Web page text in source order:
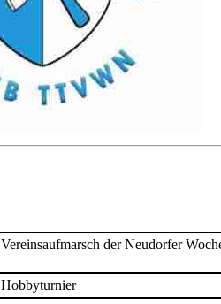
Vereinsaufmarsch der Neudorfer
Hobbyturnier